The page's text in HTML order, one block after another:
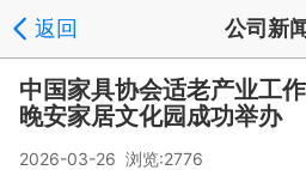
返回 公司新闻
中国家具协会适老产业工
晚安家居文化园成功举办
2026-03-26 浏览:2776